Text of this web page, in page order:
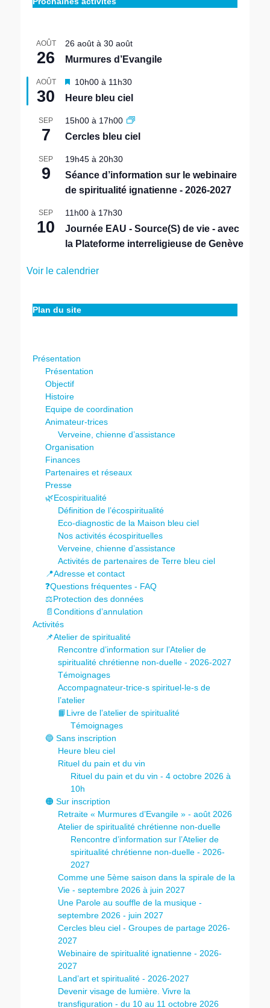
AOÛT
26
26 août à 30 août
Murmures d’Evangile
AOÛT
30
M
s
e
a
a
n
10h00 à 11h30
Heure bleu ciel
SEP
7
15h00 à 17h00
Cercles bleu ciel
SEP
9
19h45 à 20h30
Séance d’information sur le webinaire
de spiritualité ignatienne - 2026-2027
SEP
10
11h00 à 17h30
Journée EAU - Source(S) de vie - avec
la Plateforme interreligieuse de Genève
Voir le calendrier
Plan du site
Présentation
Présentation
Objectif
Histoire
Equipe de coordination
Animateur-trices
Verveine, chienne d’assistance
Organisation
Finances
Partenaires et réseaux
Presse
🌿Ecospiritualité
Définition de l’écospiritualité
Eco-diagnostic de la Maison bleu ciel
Nos activités écospirituelles
Verveine, chienne d’assistance
Activités de partenaires de Terre bleu ciel
📍Adresse et contact
❓Questions fréquentes - FAQ
⚖️Protection des données
📄Conditions d’annulation
Activités
📌Atelier de spiritualité
Rencontre d’information sur l’Atelier de
spiritualité chrétienne non-duelle - 2026-2027
Témoignages
Accompagnateur-trice-s spirituel-le-s de
l’atelier
📙Livre de l’atelier de spiritualité
Témoignages
🔵 Sans inscription
Heure bleu ciel
Rituel du pain et du vin
Rituel du pain et du vin - 4 octobre 2026 à
10h
🟠 Sur inscription
Retraite « Murmures d’Evangile » - août 2026
Atelier de spiritualité chrétienne non-duelle
Rencontre d’information sur l’Atelier de
spiritualité chrétienne non-duelle - 2026-
2027
Comme une 5ème saison dans la spirale de la
Vie - septembre 2026 à juin 2027
Une Parole au souffle de la musique -
septembre 2026 - juin 2027
Cercles bleu ciel - Groupes de partage 2026-
2027
Webinaire de spiritualité ignatienne - 2026-
2027
Land’art et spiritualité - 2026-2027
Devenir visage de lumière. Vivre la
transfiguration - du 10 au 11 octobre 2026